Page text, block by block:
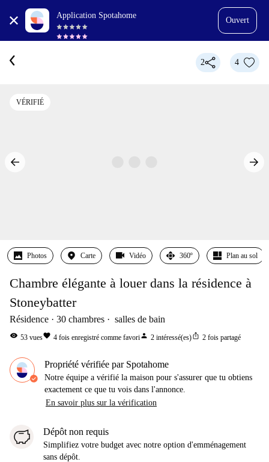
Application Spotahome
Ouvert
2 4
VÉRIFIÉ
Photos Carte Vidéo 360º Plan au sol
Chambre élégante à louer dans la résidence à
Stoneybatter
Résidence 30 chambres salles de bain
visibility 53 vuesfavorite 4 fois enregistré comme favoriperson 2 intéressé(es)ios_share 2 fois partagé
Propriété vérifiée par Spotahome
Notre équipe a vérifié la maison pour s'assurer que tu obtiens
exactement ce que tu vois dans l'annonce.
En savoir plus sur la vérification
Dépôt non requis
Simplifiez votre budget avec notre option d'emménagement
sans dépôt.